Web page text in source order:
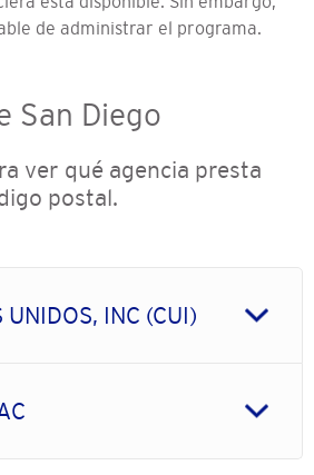
de administrar el programa.
San Diego
ver qué agencia presta
postal.
UNIDOS, INC (CUI)